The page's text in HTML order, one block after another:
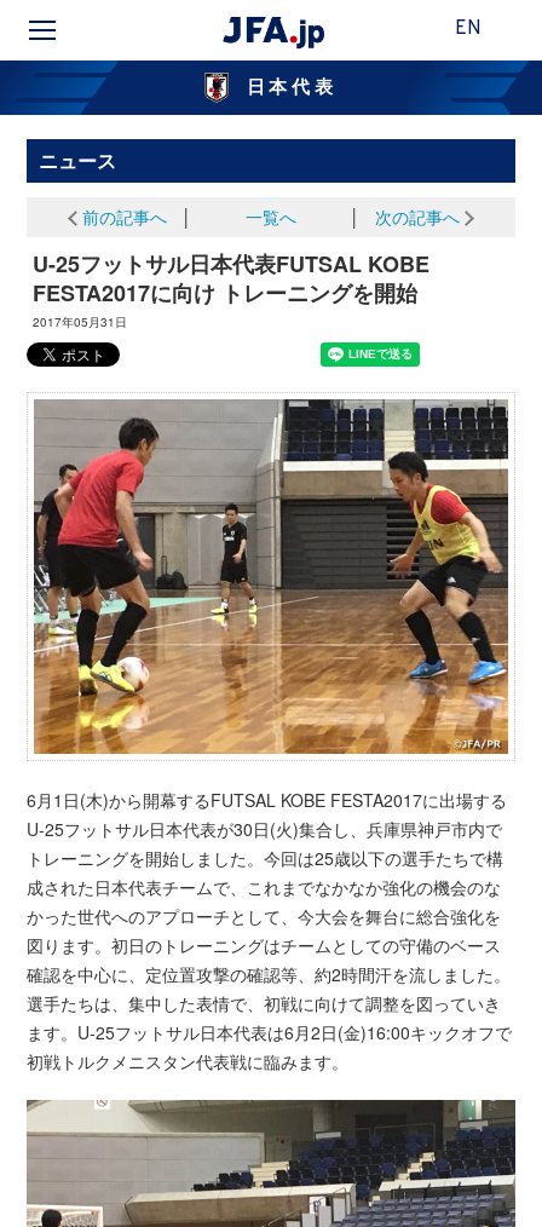
EN
日本代表
ニュース
前の記事へ 一覧へ 次の記事へ
U-25フットサル日本代表FUTSAL KOBE
FESTA2017に向け トレーニングを開始
2017年05月31日
6月1日(木)から開幕するFUTSAL KOBE FESTA2017に出場する
U-25フットサル日本代表が30日(火)集合し、兵庫県神戸市内で
トレーニングを開始しました。今回は25歳以下の選手たちで構
成された日本代表チームで、これまでなかなか強化の機会のな
かった世代へのアプローチとして、今大会を舞台に総合強化を
図ります。初日のトレーニングはチームとしての守備のベース
確認を中心に、定位置攻撃の確認等、約2時間汗を流しました。
選手たちは、集中した表情で、初戦に向けて調整を図っていき
ます。U-25フットサル日本代表は6月2日(金)16:00キックオフで
初戦トルクメニスタン代表戦に臨みます。